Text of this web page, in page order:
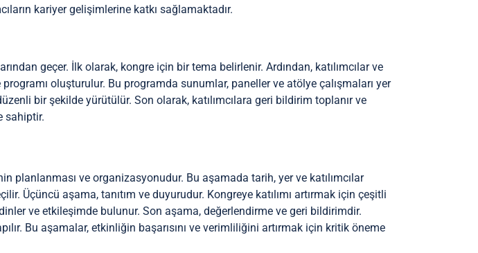
kariyer gelişimlerine katkı sağlamaktadır.
geçer. İlk olarak, kongre için bir tema belirlenir. Ardından, katılımcılar ve
oluşturulur. Bu programda sunumlar, paneller ve atölye çalışmaları yer
bir şekilde yürütülür. Son olarak, katılımcılara geri bildirim toplanır ve
sahiptir.
ve organizasyonudur. Bu aşamada tarih, yer ve katılımcılar
Üçüncü aşama, tanıtım ve duyurudur. Kongreye katılımı artırmak için çeşitli
ve etkileşimde bulunur. Son aşama, değerlendirme ve geri bildirimdir.
Bu aşamalar, etkinliğin başarısını ve verimliliğini artırmak için kritik öneme